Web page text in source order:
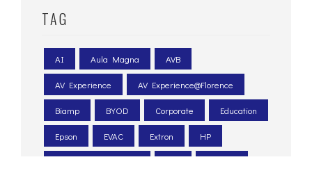
TAG
AI Aula Magna AVB
AV Experience AV Experience@Florence
Biamp BYOD Corporate Education
Epson EVAC Extron HP